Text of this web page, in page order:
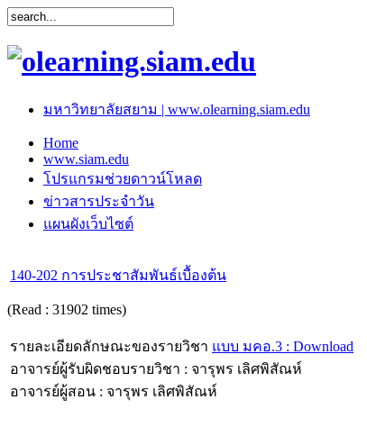
มหาวิทยาลัยสยาม | www.olearning.siam.edu
Home
www.siam.edu
โปรแกรมช่วยดาวน์โหลด
ข่าวสารประจำวัน
แผนผังเว็บไซต์
140-202 การประชาสัมพันธ์เบื้องต้น
(Read : 31902 times)
รายละเอียดลักษณะของรายวิชา แบบ มคอ.3 : Download
อาจารย์ผู้รับผิดชอบรายวิชา : จารุพร เลิศพิสัณห์
อาจารย์ผู้สอน : จารุพร เลิศพิสัณห์